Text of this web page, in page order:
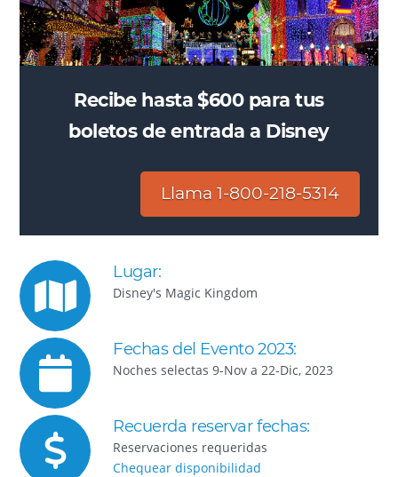
Recibe hasta $600 para tus
boletos de entrada a Disney
Llama 1-800-218-5314
Lugar:
Disney's Magic Kingdom
Fechas del Evento 2023:
Noches selectas 9-Nov a 22-Dic, 2023
Recuerda reservar fechas:
Reservaciones requeridas
Chequear disponibilidad